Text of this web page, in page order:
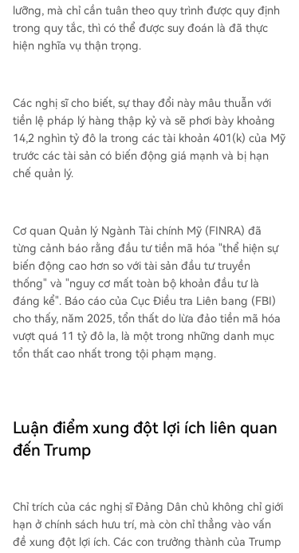
lưỡng, mà chỉ cần tuân theo quy trình được quy định
trong quy tắc, thì có thể được suy đoán là đã thực
hiện nghĩa vụ thận trọng.
Các nghị sĩ cho biết, sự thay đổi này mâu thuẫn với
tiền lệ pháp lý hàng thập kỷ và sẽ phơi bày khoảng
14,2 nghìn tỷ đô la trong các tài khoản 401(k) của Mỹ
trước các tài sản có biến động giá mạnh và bị hạn
chế quản lý.
Cơ quan Quản lý Ngành Tài chính Mỹ (FINRA) đã
từng cảnh báo rằng đầu tư tiền mã hóa "thể hiện sự
biến động cao hơn so với tài sản đầu tư truyền
thống" và "nguy cơ mất toàn bộ khoản đầu tư là
đáng kể". Báo cáo của Cục Điều tra Liên bang (FBI)
cho thấy, năm 2025, tổn thất do lừa đảo tiền mã hóa
vượt quá 11 tỷ đô la, là một trong những danh mục
tổn thất cao nhất trong tội phạm mạng.
Luận điểm xung đột lợi ích liên quan
đến Trump
Chỉ trích của các nghị sĩ Đảng Dân chủ không chỉ giới
hạn ở chính sách hưu trí, mà còn chỉ thẳng vào vấn
đề xung đột lợi ích. Các con trưởng thành của Trump